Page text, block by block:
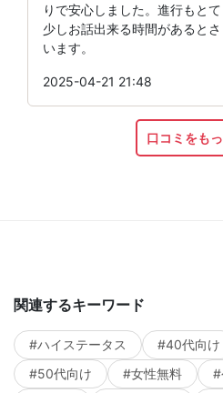
りで安心しました。進行もと
少しお話出来る時間があると
います。
2025-04-21 21:48
口コミをも
関連するキーワード
#ハイステータス #40代向け
#50代向け
#女性無料 #